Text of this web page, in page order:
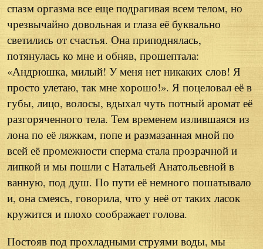
спазм оргазма все еще подрагивая всем телом, но
чрезвычайно довольная и глаза её буквально
светились от счастья. Она приподнялась,
потянулась ко мне и обняв, прошептала:
«Андрюшка, милый! У меня нет никаких слов! Я
просто улетаю, так мне хорошо!». Я поцеловал её в
губы, лицо, волосы, вдыхал чуть потный аромат её
разгоряченного тела. Тем временем излившаяся из
лона по её ляжкам, попе и размазанная мной по
всей её промежности сперма стала прозрачной и
липкой и мы пошли с Натальей Анатольевной в
ванную, под душ. По пути её немного пошатывало
и, она смеясь, говорила, что у неё от таких ласок
кружится и плохо соображает голова.
Постояв под прохладными струями воды, мы